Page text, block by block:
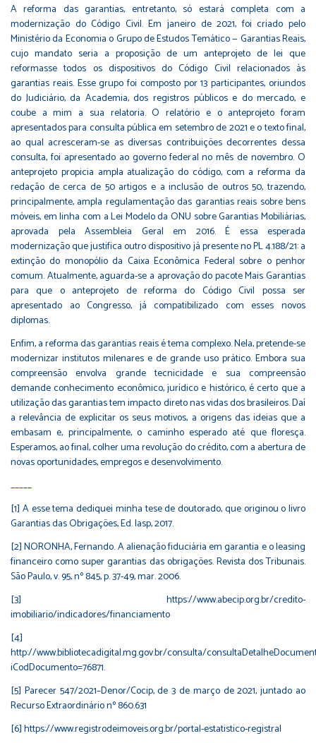
A reforma das garantias, entretanto, só estará completa com a
modernização do Código Civil. Em janeiro de 2021, foi criado pelo
Ministério da Economia o Grupo de Estudos Temático — Garantias Reais,
cujo mandato seria a proposição de um anteprojeto de lei que
reformasse todos os dispositivos do Código Civil relacionados às
garantias reais. Esse grupo foi composto por 13 participantes, oriundos
do Judiciário, da Academia, dos registros públicos e do mercado, e
coube a mim a sua relatoria. O relatório e o anteprojeto foram
apresentados para consulta pública em setembro de 2021 e o texto final,
ao qual acresceram-se as diversas contribuições decorrentes dessa
consulta, foi apresentado ao governo federal no mês de novembro. O
anteprojeto propicia ampla atualização do código, com a reforma da
redação de cerca de 50 artigos e a inclusão de outros 50, trazendo,
principalmente, ampla regulamentação das garantias reais sobre bens
móveis, em linha com a Lei Modelo da ONU sobre Garantias Mobiliárias,
aprovada pela Assembleia Geral em 2016. É essa esperada
modernização que justifica outro dispositivo já presente no PL 4.188/21: a
extinção do monopólio da Caixa Econômica Federal sobre o penhor
comum. Atualmente, aguarda-se a aprovação do pacote Mais Garantias
para que o anteprojeto de reforma do Código Civil possa ser
apresentado ao Congresso, já compatibilizado com esses novos
diplomas.
Enfim, a reforma das garantias reais é tema complexo. Nela, pretende-se
modernizar institutos milenares e de grande uso prático. Embora sua
compreensão envolva grande tecnicidade e sua compreensão
demande conhecimento econômico, jurídico e histórico, é certo que a
utilização das garantias tem impacto direto nas vidas dos brasileiros. Daí
a relevância de explicitar os seus motivos, a origens das ideias que a
embasam e, principalmente, o caminho esperado até que floresça.
Esperamos, ao final, colher uma revolução do crédito, com a abertura de
novas oportunidades, empregos e desenvolvimento.
_____
[1] A esse tema dediquei minha tese de doutorado, que originou o livro
Garantias das Obrigações, Ed. Iasp, 2017.
[2] NORONHA, Fernando. A alienação fiduciária em garantia e o leasing
financeiro como super garantias das obrigações. Revista dos Tribunais.
São Paulo, v. 95, nº 845, p. 37-49, mar. 2006.
[3] https://www.abecip.org.br/credito-
imobiliario/indicadores/financiamento
[4]
http://www.bibliotecadigital.mg.gov.br/consulta/
iCodDocumento=76871.
[5] Parecer 547/2021–Denor/Cocip, de 3 de março de 2021, juntado ao
Recurso Extraordinário nº 860.631
[6]https://www.registrodeimoveis.org.br/portal-estatistico-registral